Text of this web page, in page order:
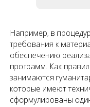
Например, в
требования к
обеспечению
программ. Как
занимаются
которые имеют
сформулированы